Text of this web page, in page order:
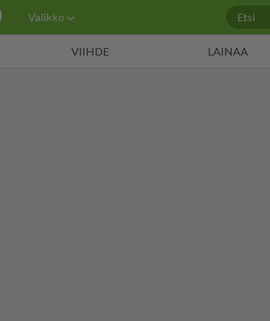
Valikko
VIIHDE LAINAA